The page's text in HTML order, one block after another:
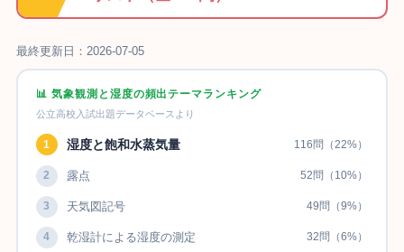
最終更新日：2026-07-05
📊 気象観測と湿度の頻出テーマランキング
公立高校入試出題データベースより
1 湿度と飽和水蒸気量 116問（22%）
2 露点 52問（10%）
3 天気図記号 49問（9%）
4 乾湿計による湿度の測定 32問（6%）